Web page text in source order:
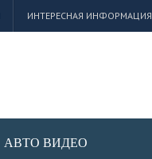
ИНТЕРЕСНАЯ ИНФОРМАЦИЯ
АВТО ВИДЕО